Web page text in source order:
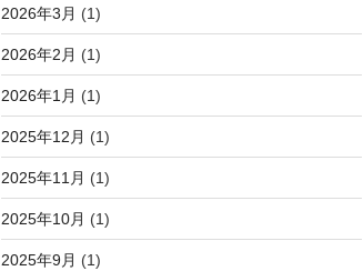
2026年3月 (1)
2026年2月 (1)
2026年1月 (1)
2025年12月 (1)
2025年11月 (1)
2025年10月 (1)
2025年9月 (1)